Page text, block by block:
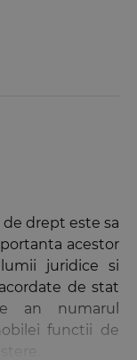
drept este sa
acestor
juridice si
de stat
an numarul
functii de